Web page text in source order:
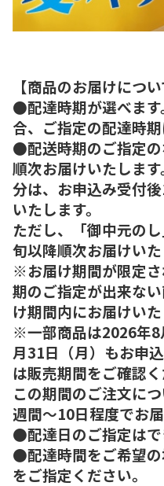
【商品のお届けについ
●配達時期が選べま
合、ご指定の配達時期
●配送時期のご指定
順次お届けいたしま
分は、お申込み受付
いたします。
ただし、「御中元の
旬以降順次お届けいた
※お届け期間が限定
期のご指定が出来な
け期間内にお届けいた
※一部商品は2026年8
月31日（月）もお申
は販売期間をご確認く
この期間のご注文に
週間～10日程度でお届
●配達日のご指定はで
●配達時間をご希望
をご指定ください。